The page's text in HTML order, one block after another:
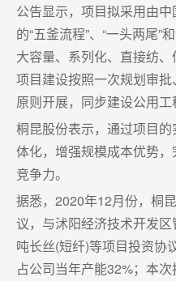
公告显示，项目拟采用由
的“五釜流程”、“一头两尾”
大容量、系列化、直接纺、
项目建设按照一次规划审
原则开展，同步建设公用工
桐昆股份表示，通过项目
体化，增强规模成本优势
竞争力。
据悉，2020年12月份，桐
议，与沭阳经济技术开发
吨长丝(短纤)等项目投资协
占公司当年产能32%；本